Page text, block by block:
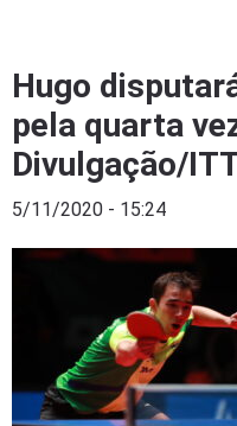
Hugo
pela quarta
Divulgação/
5/11/2020 - 15:24